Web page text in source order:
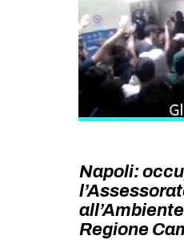
GAZA
CSOA
STUDENTI
Napoli:
Regione